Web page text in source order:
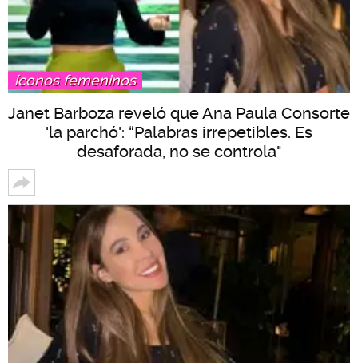
íconos femeninos
Janet Barboza reveló que Ana Paula Consorte
'la parchó': “Palabras irrepetibles. Es
desaforada, no se controla"